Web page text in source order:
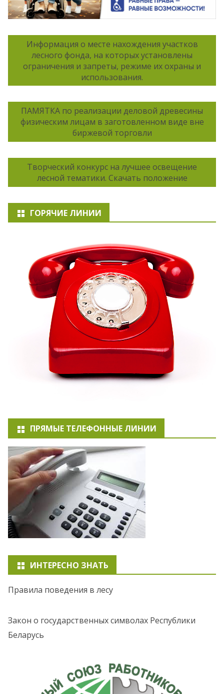
Информация о месте нахождения участков
лесного фонда, на которых установлены
ограничения и запреты, режиме их охраны и
использования.
ПАМЯТКА по реализации деловой древесины
физическим лицам в заготовленном виде вне
биржевой торговли
Творческий конкурс на лучшее освещение
лесной тематики. Скачать положение
ГОРЯЧИЕ ЛИНИИ
ПРЯМЫЕ ТЕЛЕФОННЫЕ ЛИНИИ
ИНТЕРЕСНО ЗНАТЬ
Правила поведения в лесу
Закон о государственных символах Республики
Беларусь